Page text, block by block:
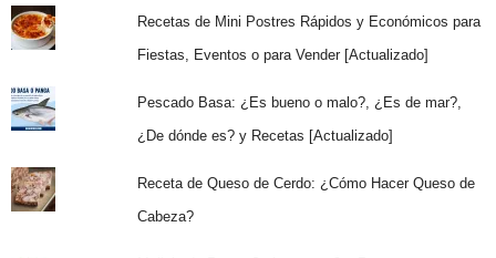
Recetas de Mini Postres Rápidos y Económicos para
Fiestas, Eventos o para Vender [Actualizado]
Pescado Basa: ¿Es bueno o malo?, ¿Es de mar?,
¿De dónde es? y Recetas [Actualizado]
Receta de Queso de Cerdo: ¿Cómo Hacer Queso de
Cabeza?